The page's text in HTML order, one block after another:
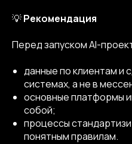
💡Рекомендация
Перед запуском AI-
данные по клиентам и
системах, а не в
основные платформы
собой;
процессы
понятным правилам.